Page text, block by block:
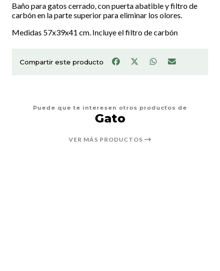
Baño para gatos cerrado, con puerta abatible y filtro de
carbón en la parte superior para eliminar los olores.
Medidas 57x39x41 cm. Incluye el filtro de carbón
Compartir este producto
Puede que te interesen otros productos de
Gato
VER MÁS PRODUCTOS